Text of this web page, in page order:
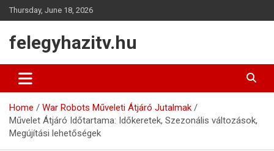
Skip
to
Thursday, June 18, 2026
felegyhazitv.hu
Home
War Robots Műveleti Átjáró Jutalmak
Művelet Átjáró Időtartama: Időkeretek, Szezonális változások,
Megújítási lehetőségek